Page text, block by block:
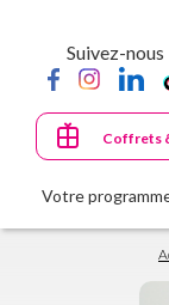
principal
Suivez-nous
Coffrets
Votre
Fil